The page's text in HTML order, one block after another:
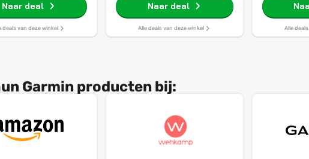
Naar deal
deals van deze winkel
Naar deal
Alle deals van deze winkel Alle
Garmin producten bij: